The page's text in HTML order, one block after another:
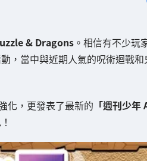
& Dragons。相信有不少玩
，當中與近期人氣的呪術迴戰
化，更發表了最新的 「週刊少